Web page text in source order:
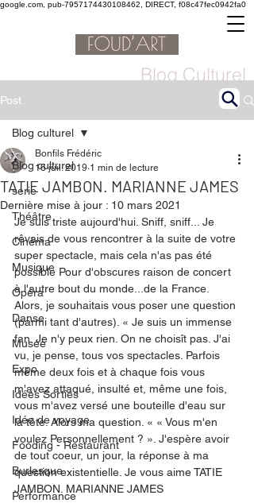
google.com, pub-7957174430108462, DIRECT, f08c47fec0942fa0
Blog Culturel
Post
Blog culturel
serie
Théâtre
Cinéma
Musique
Opéra
Danse
Musée
Expo
Idées Sorties
Idée de voyage
Fooding - Restaurant
Burlesque
Performance
Blog culturel
TATIE JAMBON. MARIANNE JAMES
Bonfils Frédéric
16 juil. 2019 1 min de lecture
Dernière mise à jour : 10 mars 2021
Je suis triste aujourd'hui. Sniff, sniff... Je
rêvais de vous rencontrer à la suite de votre
super spectacle, mais cela n'as pas été
possible Pour d'obscures raison de concert
à l'autre bout du monde...de la France.
Alors, je souhaitais vous poser une question
(parmi tant d'autres). « Je suis un immense
fan. Je n'y peux rien. On ne choisît pas. J'ai
vu, je pense, tous vos spectacles. Parfois
même deux fois et à chaque fois vous
m'avez attaqué, insulté et, même une fois,
vous m'avez versé une bouteille d'eau sur
la tête. Alors ma question. « « Vous m'en
voulez Personnellement ? ». J'espère avoir
de tout coeur, un jour, la réponse à ma
question existentielle. Je vous aime TATIE
JAMBON. MARIANNE JAMES